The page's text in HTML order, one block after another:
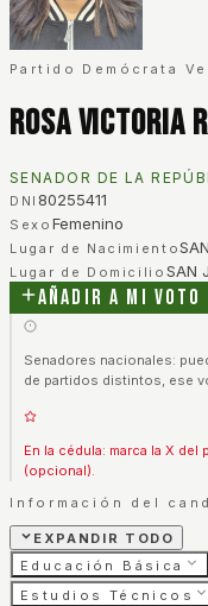
Partido Demócrata
Rosa Victoria
SENADOR DE LA
DNI 80255411
Sexo Femenino
Lugar de Nacimiento
Lugar de Domicilio SAN
Añadir a mi voto
Senadores nacionales:
de partidos distintos, ese
En la cédula: marca la X
(opcional).
Información del
EXPANDIR TODO
Educación Básica
Estudios Técnicos